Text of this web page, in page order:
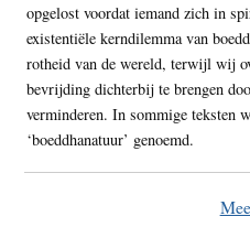
opgelost voordat iemand zich in
existentiële kerndilemma van
rotheid van de wereld, terwijl wij
bevrijding dichterbij te brengen
verminderen. In sommige teksten
‘boeddhanatuur’ genoemd.